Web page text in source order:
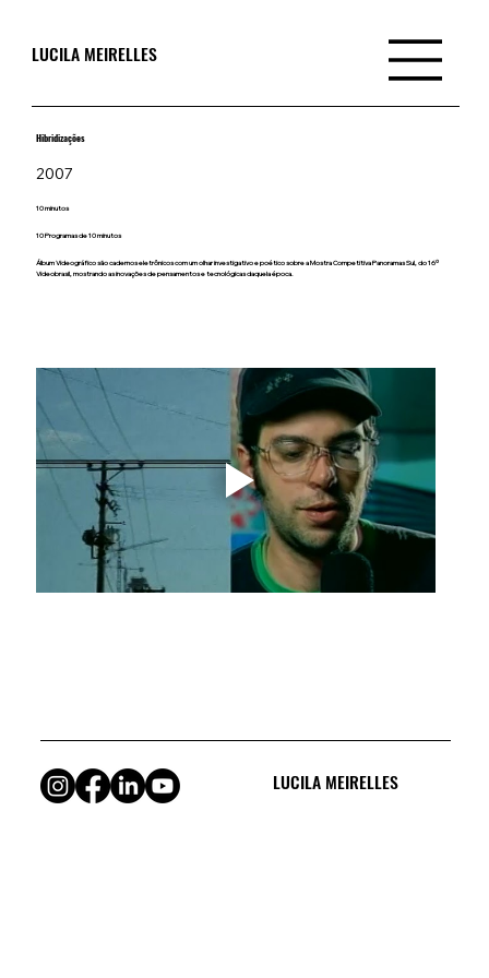
LUCILA MEIRELLES
Hibridizações
2007
10 minutos
10 Programas de 10 minutos
Álbum Videográfico são cadernos eletrônicos com um olhar investigativo e poético sobre a Mostra Competitiva Panoramas Sul, do 16º
Videobrasil, mostrando as inovações de pensamentos e tecnológicas daquela época.
LUCILA MEIRELLES